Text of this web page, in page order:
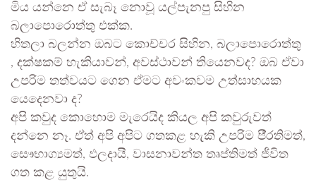
මිය යන්නෙ ඒ සැබෑ නොවූ යල්පැනපු සිහින
බලාපොරොත්තු එක්ක.
හිතලා බලන්න ඔබට කොච්චර සිහින, බලාපොරොත්තු
, දක්ෂකම් හැකියාවන්, අවස්ථාවන් තියෙනවද? ඔබ ඒවා
උපරිම තත්වයට ගෙන ඒමට අවංකවම උත්සාහයක
යෙදෙනවා ද?
අපි කවුද කොහොම මැරෙයිද කියල අපි කවුරුවත්
දන්නෙ නෑ. ඒත් අපි අපිට ගතකළ හැකි උපරිම පී‍්‍රතිමත්,
සෞභාග්‍යමත්, ඵලදායී, වාසනාවන්ත තෘප්තිමත් ජීවිත
ගත කළ යුතුයි.